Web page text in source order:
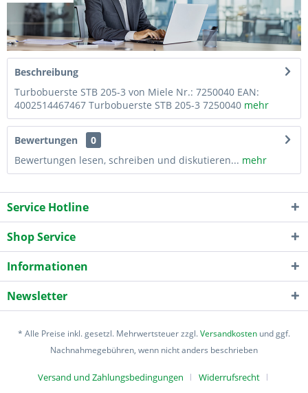
Beschreibung
Turbobuerste STB 205-3 von Miele Nr.: 7250040 EAN:
4002514467467 Turbobuerste STB 205-3 7250040 mehr
Bewertungen
0
Bewertungen lesen, schreiben und diskutieren... mehr
Service Hotline
Shop Service
Informationen
Newsletter
* Alle Preise inkl. gesetzl. Mehrwertsteuer zzgl.Versandkosten und ggf.
Nachnahmegebühren, wenn nicht anders beschrieben
Versand und Zahlungsbedingungen Widerrufsrecht